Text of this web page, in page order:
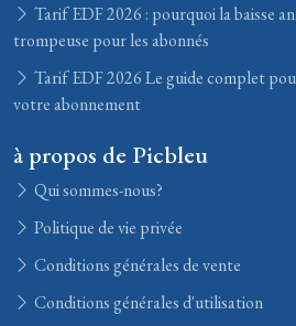
Tarif EDF 2026 : pourquoi la baisse
trompeuse pour les abonnés
Tarif EDF 2026 Le guide complet
votre abonnement
à propos de Picbleu
Qui sommes-nous?
Politique de vie privée
Conditions générales de vente
Conditions générales d'utilisation